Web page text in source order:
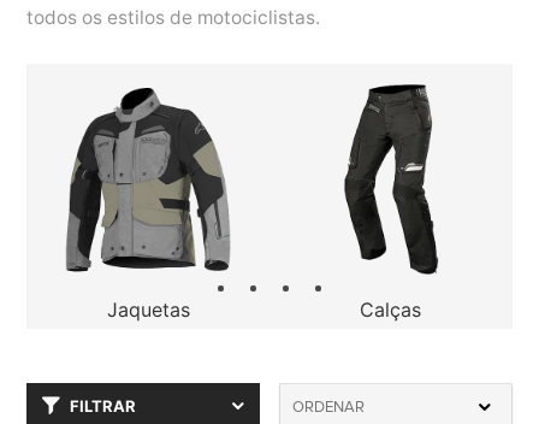
todos os estilos de motociclistas.
Jaquetas Calças
FILTRAR ORDENAR